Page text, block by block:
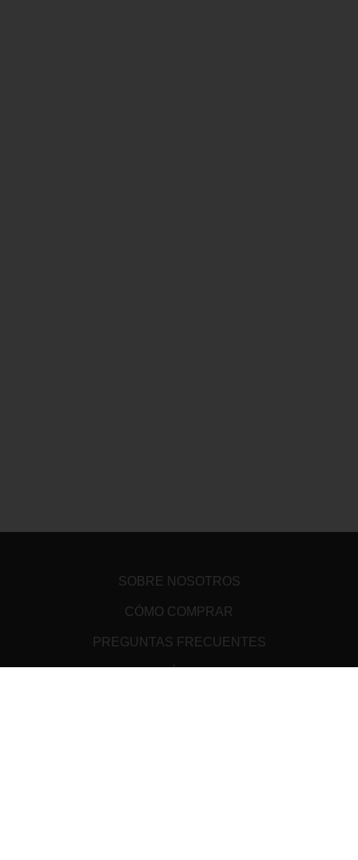
SOBRE NOSOTROS
CÓMO COMPRAR
PREGUNTAS FRECUENTES